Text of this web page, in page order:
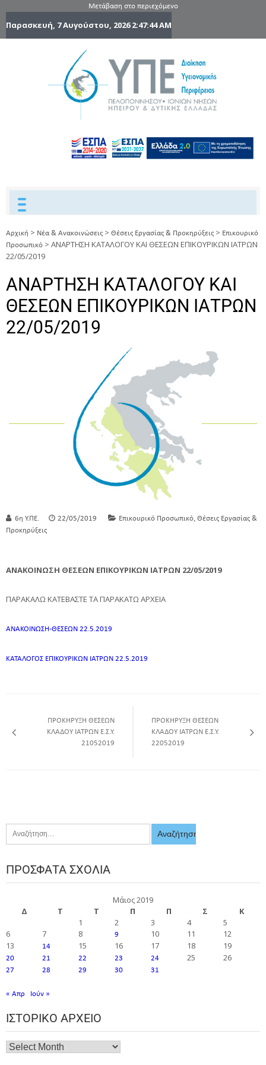
Μετάβαση στο περιεχόμενο
Παρασκευή, 7 Αυγούστου, 20262:47:45 AM
Ηπείρου
Δυτικής
Ελλάδας
Αρχική > Νέα & Ανακοινώσεις > Θέσεις Εργασίας & Προκηρύξεις > Επικουρικό
Προσωπικό > ΑΝΑΡΤΗΣΗ ΚΑΤΑΛΟΓΟΥ ΚΑΙ ΘΕΣΕΩΝ ΕΠΙΚΟΥΡΙΚΩΝ ΙΑΤΡΩΝ
22/05/2019
ΑΝΑΡΤΗΣΗ ΚΑΤΑΛΟΓΟΥ ΚΑΙ
ΘΕΣΕΩΝ ΕΠΙΚΟΥΡΙΚΩΝ ΙΑΤΡΩΝ
22/05/2019
6η Υ.ΠΕ. 22/05/2019 Επικουρικό Προσωπικό, Θέσεις Εργασίας &
Προκηρύξεις
ΑΝΑΚΟΙΝΩΣΗ ΘΕΣΕΩΝ ΕΠΙΚΟΥΡΙΚΩΝ ΙΑΤΡΩΝ 22/05/2019
ΠΑΡΑΚΑΛΩ ΚΑΤΕΒΑΣΤΕ ΤΑ ΠΑΡΑΚΑΤΩ ΑΡΧΕΙΑ
ΑΝΑΚΟΙΝΩΣΗ-ΘΕΣΕΩΝ 22.5.2019
ΚΑΤΑΛΟΓΟΣ ΕΠΙΚΟΥΡΙΚΩΝ ΙΑΤΡΩΝ 22.5.2019
ΠΡΟΚΗΡΥΞΗ ΘΕΣΕΩΝ
ΚΛΑΔΟΥ ΙΑΤΡΩΝ Ε.Σ.Υ.
21052019
ΠΡΟΚΗΡΥΞΗ ΘΕΣΕΩΝ
ΚΛΑΔΟΥ ΙΑΤΡΩΝ Ε.Σ.Υ.
22052019
ΠΡΌΣΦΑΤΑ ΣΧΌΛΙΑ
Μάιος 2019
Δ
Τ Τ Π Π Σ
Κ
1
2 3 4
5
6
7 8 9 10 11
12
13
14 15 16 17 18 19
20 21 22 23 24 25 26
27 28 29 30 31
« Απρ Ιούν »
ΙΣΤΟΡΙΚΌ ΑΡΧΕΊΟ